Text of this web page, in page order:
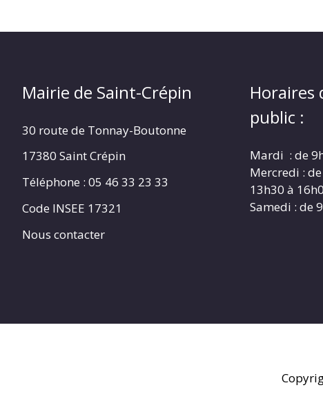
Mairie de Saint-Crépin
30 route de Tonnay-Boutonne
17380 Saint Crépin
Téléphone : 05 46 33 23 33
Code INSEE 17321
Nous contacter
Horaires
public :
Mardi : de
Mercredi :
13h30 à
Samedi : de